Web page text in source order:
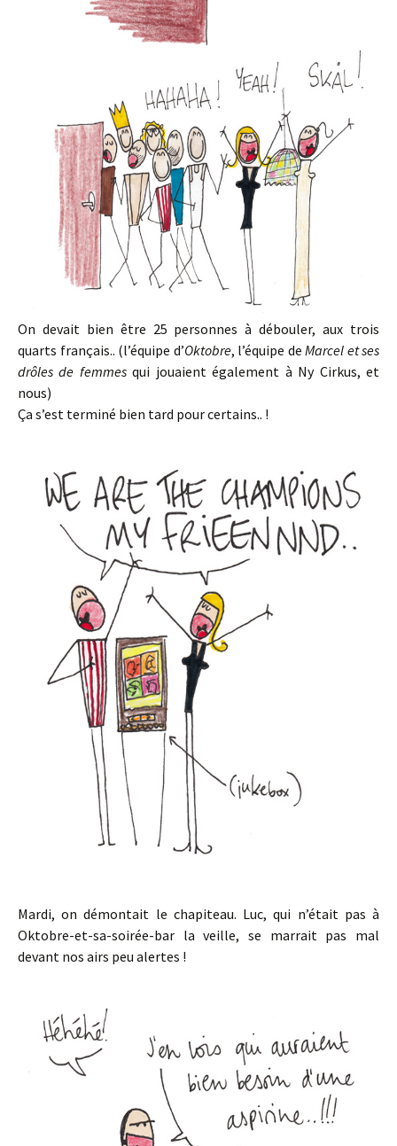
On devait bien être 25 personnes à débouler, aux trois
quarts français.. (l’équipe d’Oktobre, l’équipe de Marcel et ses
drôles de femmesqui jouaient également à Ny Cirkus, et
nous)
Ça s’est terminé bien tard pour certains.. !
Mardi, on démontait le chapiteau. Luc, qui n’était pas à
Oktobre-et-sa-soirée-bar la veille, se marrait pas mal
devant nos airs peu alertes !